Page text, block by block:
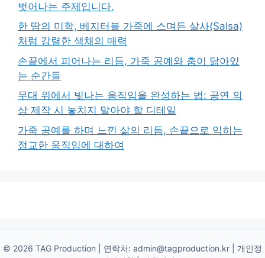
벗어나는 주제입니다.
한 땀의 미학, 베지터블 가죽에 스며든 살사(Salsa)
처럼 강렬한 색채의 매력
손끝에서 피어나는 리듬, 가죽 공예와 춤이 닮아있
는 순간들
무대 위에서 빛나는 움직임을 완성하는 법: 공연 의
상 제작 시 놓치지 말아야 할 디테일
가죽 공예를 하며 느낀 삶의 리듬, 손끝으로 익히는
정교한 움직임에 대하여
© 2026 TAG Production | 연락처: admin@tagproduction.kr
개인정